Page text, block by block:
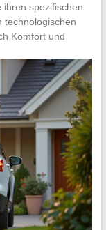
ihren spezifischen
technologischen
Komfort und